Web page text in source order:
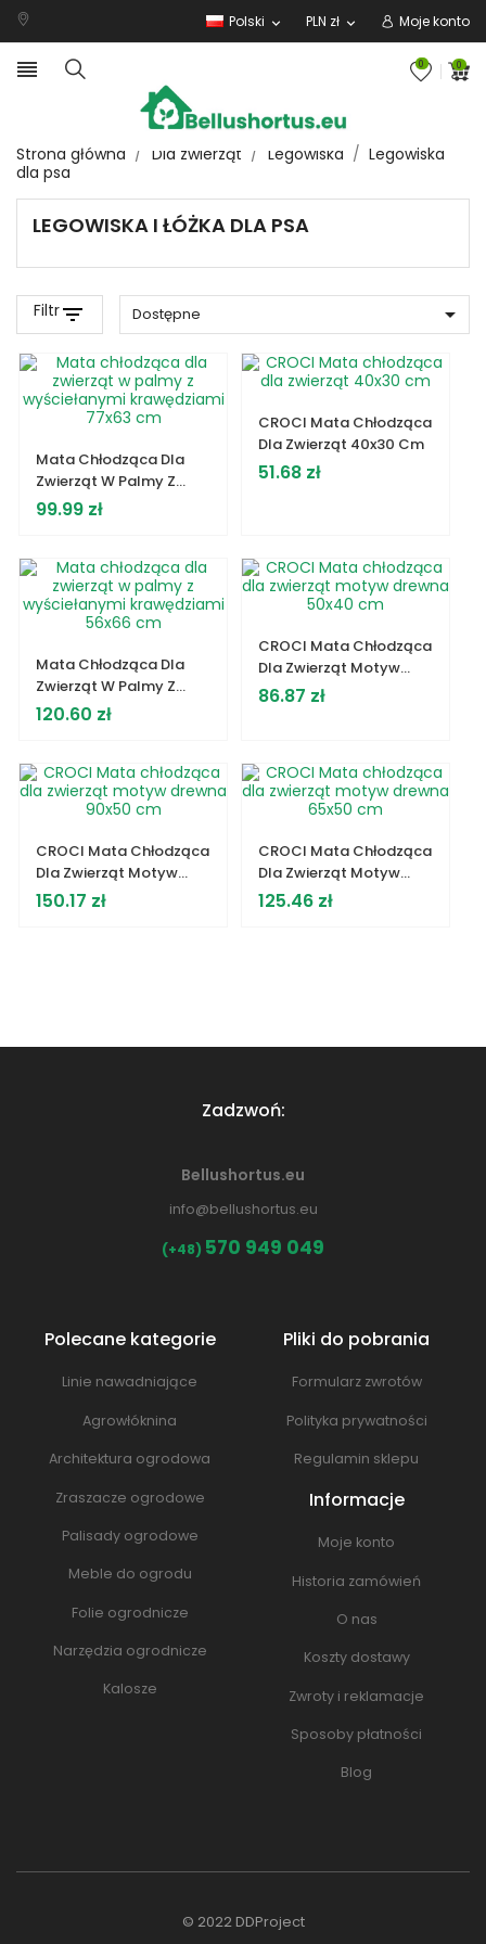
Polski expand_more PLN zł expand_more Moje konto
0 0

Strona główna Dla zwierząt Legowiska
Legowiska
dla psa
LEGOWISKA I ŁÓŻKA DLA PSA
Filtrfilter_list Dostępne 
Mata Chłodząca Dla
Zwierząt W Palmy Z
Wyściełanymi
Cena
99.99 zł
CROCI Mata Chłodząca
Dla Zwierząt 40x30 Cm
Cena
51.68 zł
Mata Chłodząca Dla
Zwierząt W Palmy Z
Wyściełanymi
Cena
120.60 zł
CROCI Mata Chłodząca
Dla Zwierząt Motyw
Drewna 50x40 Cm
Cena
86.87 zł
CROCI Mata Chłodząca
Dla Zwierząt Motyw
Drewna 90x50 Cm
Cena
150.17 zł
CROCI Mata Chłodząca
Dla Zwierząt Motyw
Drewna 65x50 Cm
Cena
125.46 zł
Zadzwoń:
Bellushortus.eu
info@bellushortus.eu
(+48) 570 949 049
Polecane kategorie
Linie nawadniające
Agrowłóknina
Architektura ogrodowa
Zraszacze ogrodowe
Palisady ogrodowe
Meble do ogrodu
Folie ogrodnicze
Narzędzia ogrodnicze
Kalosze
Pliki do pobrania
Formularz zwrotów
Polityka prywatności
Regulamin sklepu
Informacje
Moje konto
Historia zamówień
O nas
Koszty dostawy
Zwroty i reklamacje
Sposoby płatności
Blog
© 2022 DDProject